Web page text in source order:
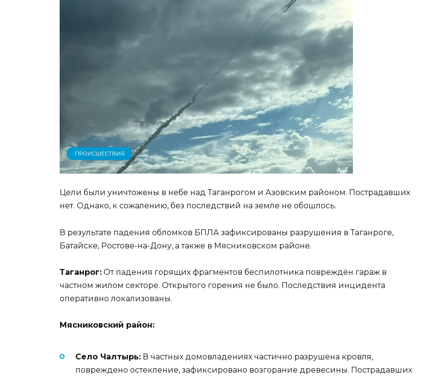
ПРОИСШЕСТВИЯ
Цели были уничтожены в небе над Таганрогом и Азовским районом. Пострадавших
нет. Однако, к сожалению, без последствий на земле не обошлось.
В результате падения обломков БПЛА зафиксированы разрушения в Таганроге,
Батайске, Ростове-на-Дону, а также в Мясниковском районе.
Таганрог: От падения горящих фрагментов беспилотника повреждён гараж в
частном жилом секторе. Открытого горения не было. Последствия инцидента
оперативно локализованы.
Мясниковский район:
Село Чалтырь: В частных домовладениях частично разрушена кровля,
повреждено остекление, зафиксировано возгорание древесины. Пострадавших